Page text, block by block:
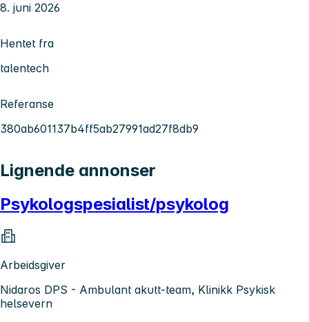
8. juni 2026
Hentet fra
talentech
Referanse
380ab601137b4ff5ab27991ad27f8db9
Lignende annonser
Psykologspesialist/psykolog
Arbeidsgiver
Nidaros DPS - Ambulant akutt-team, Klinikk Psykisk
helsevern